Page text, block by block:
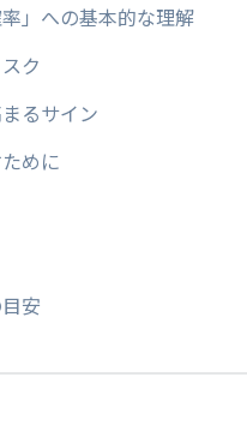
」への基本的な理解
ク
るサイン
めに
安